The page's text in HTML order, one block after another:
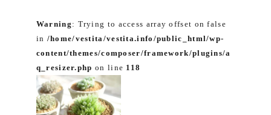
Warning : Trying to access array offset on false
in /home/vestita/vestita.info/public_html/wp-
content/themes/composer/framework/plugins/a
q_resizer.php on line 118